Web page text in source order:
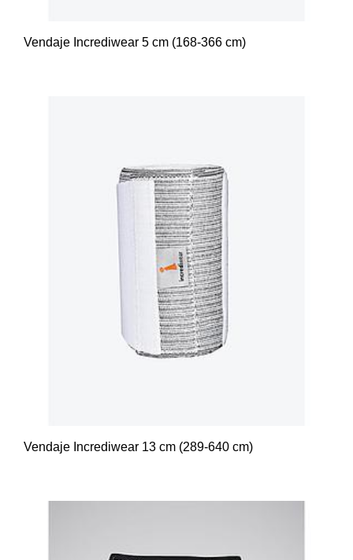
Vendaje Incrediwear 5 cm (168-366 cm)
Vendaje Incrediwear 13 cm (289-640 cm)